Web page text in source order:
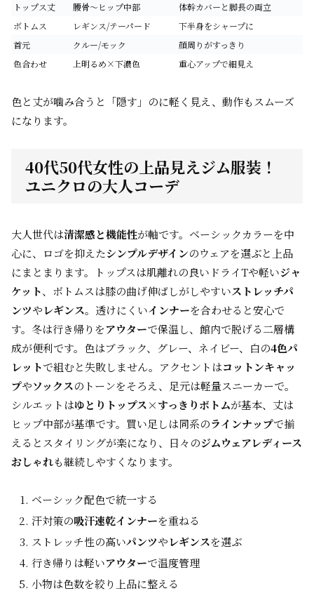
トップス丈
腰骨〜ヒップ中部
体幹カバーと脚長の両立
ボトムス
レギンス/テーパード
下半身をシャープに
首元
クルー/モック
顔周りがすっきり
色合わせ
上明るめ×下濃色 重心アップで細見え
色と丈が噛み合うと「隠す」のに軽く見え、動作もスムーズ
になります。
40代50代女性の上品見えジム服装！
ユニクロの大人コーデ
大人世代は清潔感と機能性が軸です。ベーシックカラーを中
心に、ロゴを抑えたシンプルデザインのウェアを選ぶと上品
にまとまります。トップスは肌離れの良いドライTや軽いジャ
ケット、ボトムスは膝の曲げ伸ばしがしやすいストレッチパ
ンツやレギンス。透けにくいインナーを合わせると安心で
す。冬は行き帰りをアウターで保温し、館内で脱げる二層構
成が便利です。色はブラック、グレー、ネイビー、白の4色パ
レットで組むと失敗しません。アクセントはコットンキャッ
プやソックスのトーンをそろえ、足元は軽量スニーカーで。
シルエットはゆとりトップス×すっきりボトムが基本、丈は
ヒップ中部が基準です。買い足しは同系のラインナップで揃
えるとスタイリングが楽になり、日々のジムウェアレディース
おしゃれも継続しやすくなります。
ベーシック配色で統一する
汗対策の吸汗速乾インナーを重ねる
ストレッチ性の高いパンツやレギンスを選ぶ
行き帰りは軽いアウターで温度管理
小物は色数を絞り上品に整える